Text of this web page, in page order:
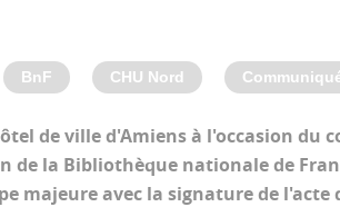
BnF CHU Nord
de ville d'Amiens à l'occasion du
de la Bibliothèque nationale de
majeure avec la signature de